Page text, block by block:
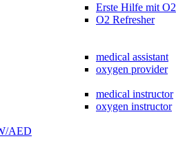
Erste Hilfe mit O2
O2 Refresher
medical assistant
oxygen provider
medical instructor
oxygen instructor
AED